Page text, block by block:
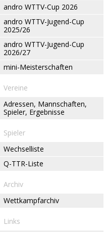
andro WTTV-Cup 2026
andro WTTV-Jugend-Cup
2025/26
andro WTTV-Jugend-Cup
2026/27
mini-Meisterschaften
Vereine
Adressen, Mannschaften,
Spieler, Ergebnisse
Spieler
Wechselliste
Q-TTR-Liste
Archiv
Wettkampfarchiv
Links